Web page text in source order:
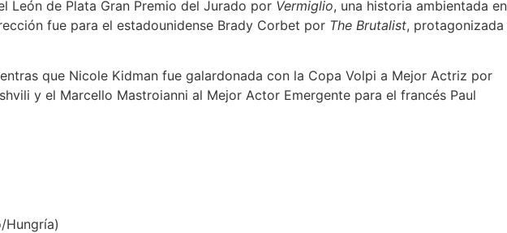
León de Plata Gran Premio del Jurado por Vermiglio, una historia ambientada en
fue para el estadounidense Brady Corbet por The Brutalist, protagonizada
que Nicole Kidman fue galardonada con la Copa Volpi a Mejor Actriz por
y el Marcello Mastroianni al Mejor Actor Emergente para el francés Paul
Hungría)